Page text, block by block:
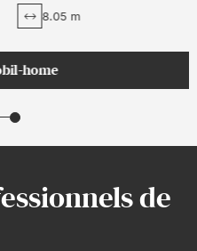
10.41 m
mobil-home
de